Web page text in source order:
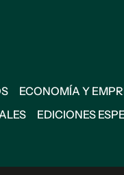
ECONOMÍA Y
EDICIONES